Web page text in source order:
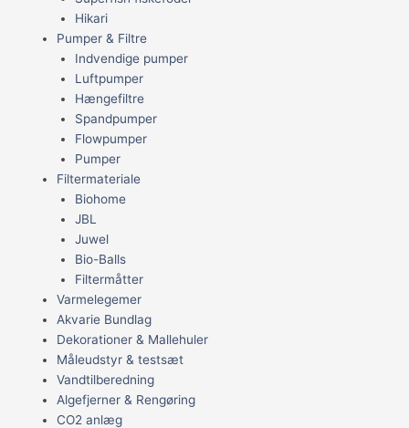
Hikari
Pumper & Filtre
Indvendige pumper
Luftpumper
Hængefiltre
Spandpumper
Flowpumper
Pumper
Filtermateriale
Biohome
JBL
Juwel
Bio-Balls
Filtermåtter
Varmelegemer
Akvarie Bundlag
Dekorationer & Mallehuler
Måleudstyr & testsæt
Vandtilberedning
Algefjerner & Rengøring
CO2 anlæg